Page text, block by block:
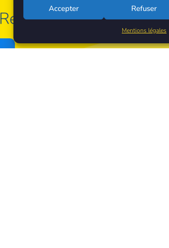
Accepter Refuser
Mentions légales
Rejoignez-nous !